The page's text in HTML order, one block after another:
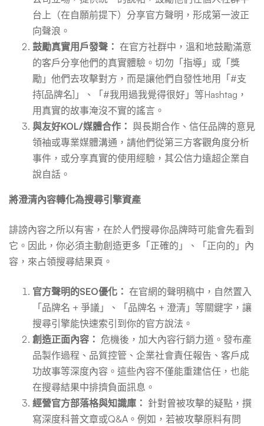
台上（在自願前提下）分享官方聲明，形成第一波正
向聲浪。
鼓勵真實用戶發聲： 在官方社群中，溫和地鼓勵滿意
的客戶分享他們的真實體驗。切勿「指導」或「獎
勵」他們去攻擊對方，而是讓他們自發性地用「#支
持[品牌名]」、「#我用過我覺得很好」等Hashtag，
用真實的故事淹沒不實的謠言。
與友好KOL/媒體合作： 與長期合作、信任品牌的意見
領袖或專業媒體溝通，請他們從第三方客觀角度分析
事件，或分享真實的使用經驗，其公信力遠超企業自
說自話。
將澄清內容轉化為搜尋引擎資產
誹謗內容之所以有害，在於人們搜尋你品牌時可能會先看到
它。因此，你必須主動創造更多「正確的」、「正向的」內
容，來占領搜尋結果頁。
官方聲明的SEO優化： 在官網的聲明稿中，自然置入
「品牌名 + 爭議」、「品牌名 + 澄清」等關鍵字，讓
搜尋引擎能快速索引到你的官方說法。
創造正面內容： 危機後，加大內容行銷力道。發布產
品製作過程、品質控管、企業社會責任報告、客戶成
功故事等深度內容。這些內容不僅能重建信任，也能
在搜尋結果中排擠負面訊息。
經營官方部落格與知識庫： 針對曾被攻擊的疑點，撰
寫深度科普文章或Q&A。例如，若被攻擊原料有問